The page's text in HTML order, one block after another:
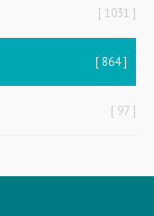
1031
864
97